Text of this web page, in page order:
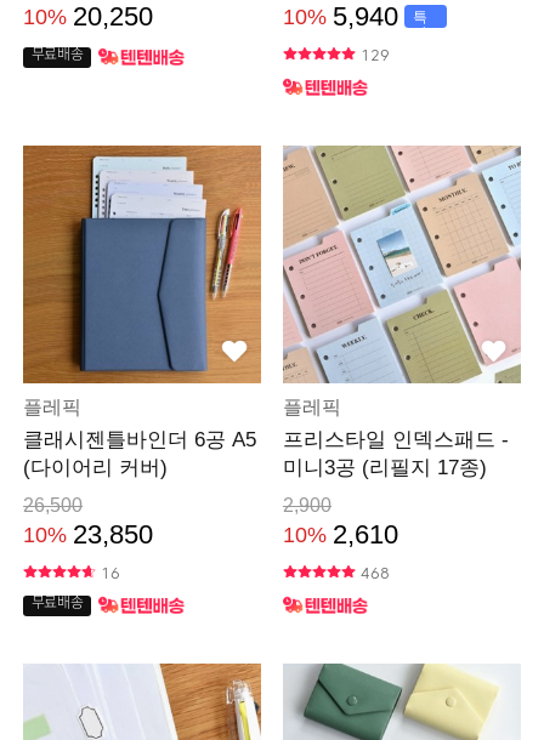
10% 20,250
무료배송
10% 5,940
특
가
129
플레픽
클래시젠틀바인더 6공 A5
(다이어리 커버)
26,500
10% 23,850
16
무료배송
플레픽
프리스타일 인덱스패드 -
미니3공 (리필지 17종)
2,900
10% 2,610
468